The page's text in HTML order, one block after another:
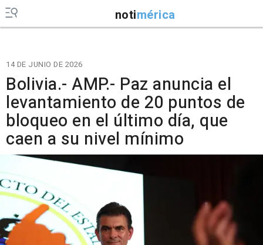
notimérica
14 DE JUNIO DE 2026
Bolivia.- AMP.- Paz anuncia el
levantamiento de 20 puntos de
bloqueo en el último día, que
caen a su nivel mínimo